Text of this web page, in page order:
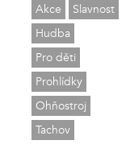
Akce
Slavnost
Hudba
Pro děti
Prohlídky
Ohňostroj
Tachov